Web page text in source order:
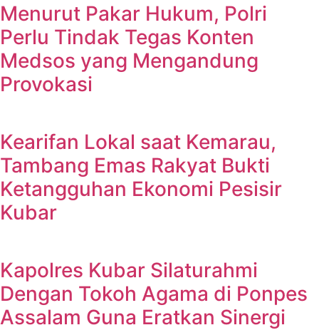
Menurut Pakar Hukum, Polri
Perlu Tindak Tegas Konten
Medsos yang Mengandung
Provokasi
Kearifan Lokal saat Kemarau,
Tambang Emas Rakyat Bukti
Ketangguhan Ekonomi Pesisir
Kubar
Kapolres Kubar Silaturahmi
Dengan Tokoh Agama di Ponpes
Assalam Guna Eratkan Sinergi